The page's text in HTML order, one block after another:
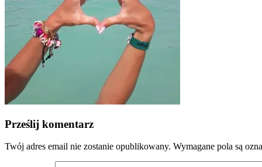
Prześlij komentarz
Twój adres email nie zostanie opublikowany. Wymagane pola są